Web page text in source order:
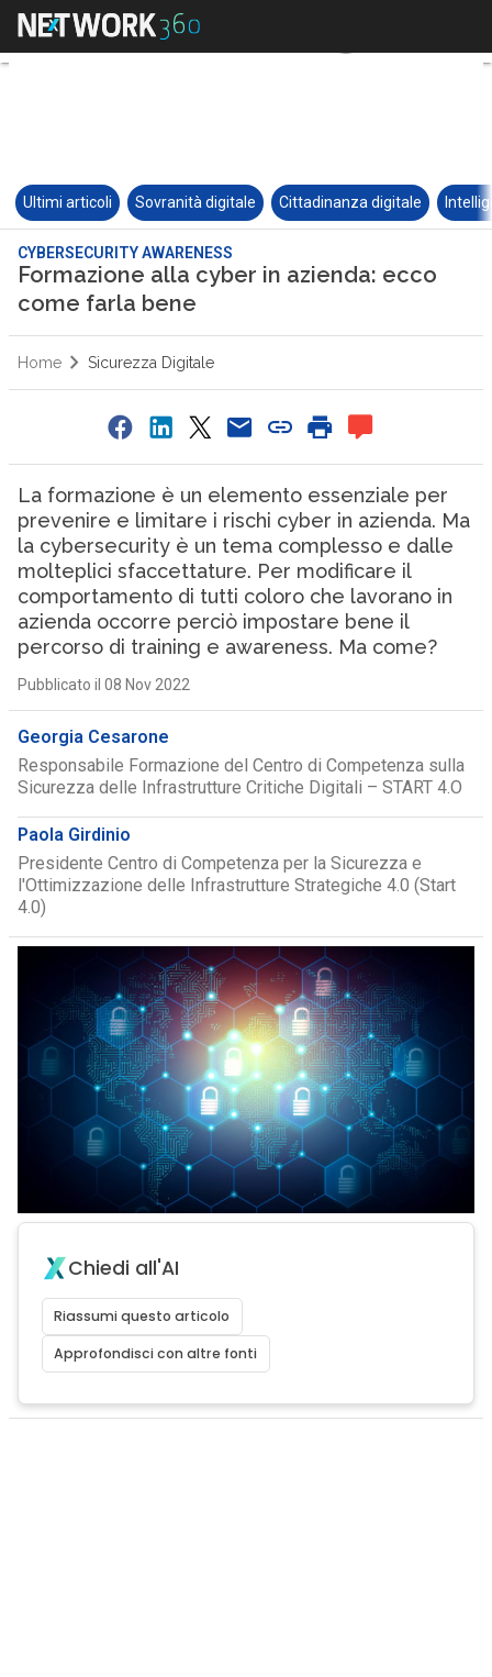
Ultimi articoli Sovranità digitale Cittadinanza digitale
CYBERSECURITY AWARENESS
Formazione alla cyber in azienda: ecco
come farla bene
Home Sicurezza Digitale
La formazione è un elemento essenziale per
prevenire e limitare i rischi cyber in azienda. Ma
la cybersecurity è un tema complesso e dalle
molteplici sfaccettature. Per modificare il
comportamento di tutti coloro che lavorano in
azienda occorre perciò impostare bene il
percorso di training e awareness. Ma come?
Pubblicato il 08 Nov 2022
Georgia Cesarone
Responsabile Formazione del Centro di Competenza sulla
Sicurezza delle Infrastrutture Critiche Digitali – START 4.O
Paola Girdinio
Presidente Centro di Competenza per la Sicurezza e
l'Ottimizzazione delle Infrastrutture Strategiche 4.0 (Start
4.0)
Chiedi all'AI
Riassumi questo articolo
Approfondisci con altre fonti